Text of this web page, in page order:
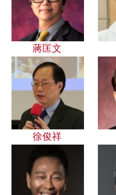
蔣匡文
徐俊祥